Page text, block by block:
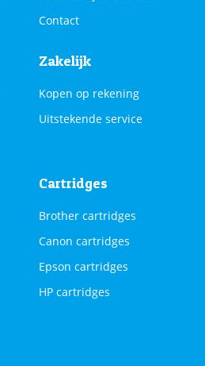
Contact
Zakelijk
Kopen op rekening
Uitstekende service
Cartridges
Brother cartridges
Canon cartridges
Epson cartridges
HP cartridges